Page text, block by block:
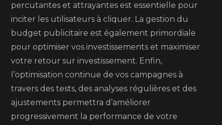
percutantes et attrayantes est essentielle pour
inciter les utilisateurs à cliquer. La gestion du
budget publicitaire est également primordiale
pour optimiser vos investissements et maximiser
votre retour sur investissement. Enfin,
l’optimisation continue de vos campagnes à
travers des tests, des analyses régulières et des
ajustements permettra d’améliorer
progressivement la performance de votre